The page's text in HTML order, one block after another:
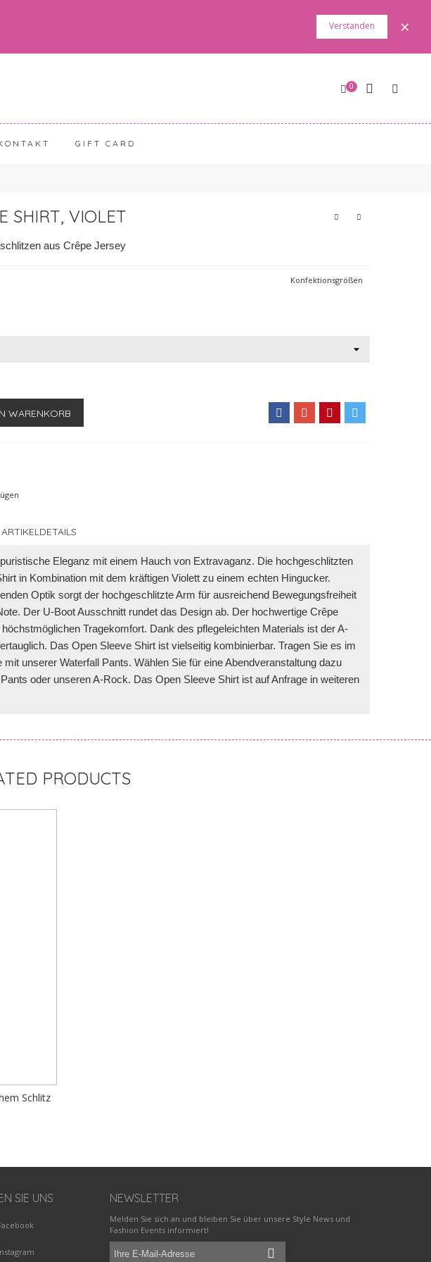
Verstanden ×
0
GIFT CARD
SHIRT, VIOLET
aus Crêpe Jersey
Konfektionsgrößen
WARENKORB
ARTIKELDETAILS
Eleganz mit einem Hauch von Extravaganz. Die hochgeschlitzten
in Kombination mit dem kräftigen Violett zu einem echten Hingucker.
Optik sorgt der hochgeschlitzte Arm für ausreichend Bewegungsfreiheit
Der U-Boot Ausschnitt rundet das Design ab. Der hochwertige Crêpe
Tragekomfort. Dank des pflegeleichten Materials ist der A-
Das Open Sleeve Shirt ist vielseitig kombinierbar. Tragen Sie es im
mit unserer Waterfall Pants. Wählen Sie für eine Abendveranstaltung dazu
oder unseren A-Rock. Das Open Sleeve Shirt ist auf Anfrage in weiteren
PRODUCTS
Schlitz
SIE UNS NEWSLETTER
Melden Sie sich an und bleiben Sie über unsere Style News und
Fashion Events informiert!